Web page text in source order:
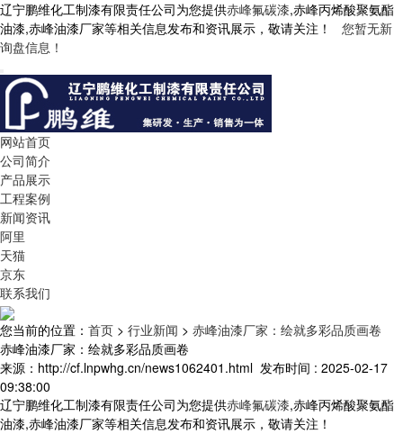
辽宁鹏维化工制漆有限责任公司为您提供赤峰氟碳漆,赤峰丙烯酸聚氨酯
油漆,赤峰油漆厂家等相关信息发布和资讯展示，敬请关注！ 您暂无新
询盘信息！
网站首页
公司简介
产品展示
工程案例
新闻资讯
阿里
天猫
京东
联系我们
您当前的位置： 首页 > 行业新闻 > 赤峰油漆厂家：绘就多彩品质画卷
赤峰油漆厂家：绘就多彩品质画卷
来源：http://cf.lnpwhg.cn/news1062401.html 发布时间 : 2025-02-17
09:38:00
辽宁鹏维化工制漆有限责任公司为您提供赤峰氟碳漆,赤峰丙烯酸聚氨酯
油漆,赤峰油漆厂家等相关信息发布和资讯展示，敬请关注！